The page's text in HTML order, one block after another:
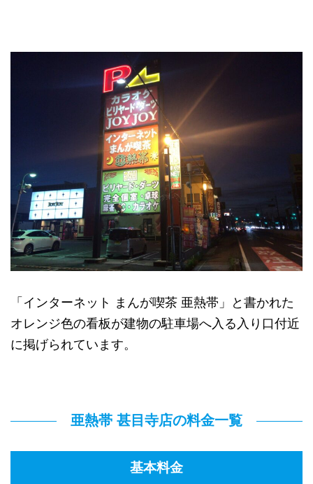
「インターネット まんが喫茶 亜熱帯」と書かれた
オレンジ色の看板が建物の駐車場へ入る入り口付近
に掲げられています。
亜熱帯 甚目寺店の料金一覧
基本料金